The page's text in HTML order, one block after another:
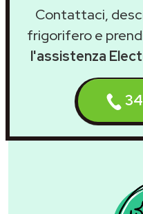
Contattaci,
frigorifero e
l'assistenza